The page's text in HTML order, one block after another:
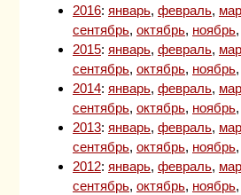
2016: январь, февраль,
сентябрь, октябрь, ноябрь
2015: январь, февраль,
сентябрь, октябрь, ноябрь
2014: январь, февраль,
сентябрь, октябрь, ноябрь
2013: январь, февраль,
сентябрь, октябрь, ноябрь
2012: январь, февраль,
сентябрь, октябрь, ноябрь